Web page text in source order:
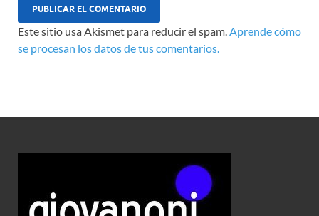
Este sitio usa Akismet para reducir el spam.Aprende cómo
se procesan los datos de tus comentarios.